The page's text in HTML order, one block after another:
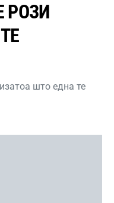
РОЗИ
што една те